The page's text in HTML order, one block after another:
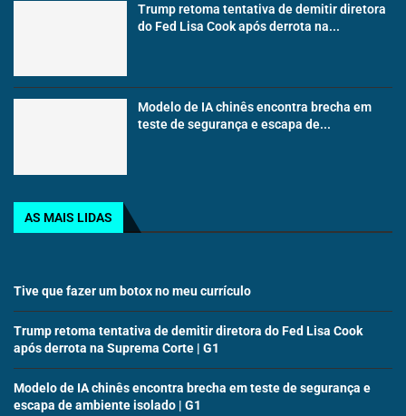
Trump retoma tentativa de demitir diretora
do Fed Lisa Cook após derrota na...
Modelo de IA chinês encontra brecha em
teste de segurança e escapa de...
AS MAIS LIDAS
Tive que fazer um botox no meu currículo
Trump retoma tentativa de demitir diretora do Fed Lisa Cook
após derrota na Suprema Corte | G1
Modelo de IA chinês encontra brecha em teste de segurança e
escapa de ambiente isolado | G1